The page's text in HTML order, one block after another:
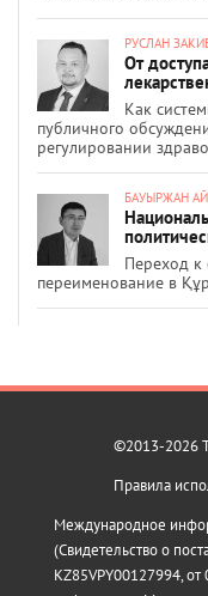
РУСЛАН
От
Как
публичного
регулировании
БАУЫРЖАН
Переход к
переименование в
©2013-2026
Правила
Международное
(Свидетельство о
KZ85VPY00127994,